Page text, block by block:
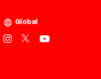
Global